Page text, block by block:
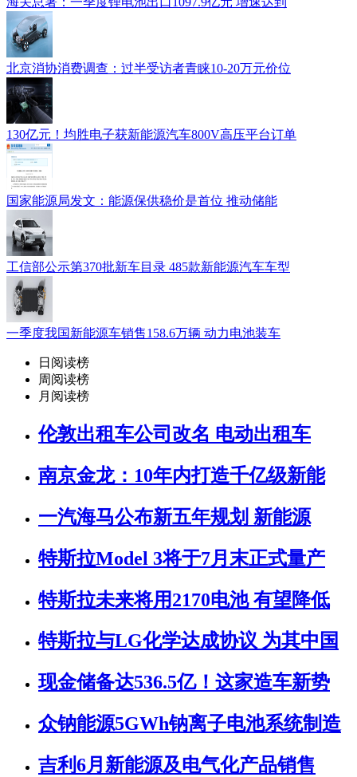
北京消协消费调查：过半受访者青睐10-20万元价位
130亿元！均胜电子获新能源汽车800V高压平台订单
国家能源局发文：能源保供稳价是首位 推动储能
工信部公示第370批新车目录 485款新能源汽车车型
一季度我国新能源车销售158.6万辆 动力电池装车
日阅读榜
周阅读榜
月阅读榜
伦敦出租车公司改名 电动出租车
南京金龙：10年内打造千亿级新能
一汽海马公布新五年规划 新能源
特斯拉Model 3将于7月末正式量产
特斯拉未来将用2170电池 有望降低
特斯拉与LG化学达成协议 为其中国
现金储备达536.5亿！这家造车新势
众钠能源5GWh钠离子电池系统制造
吉利6月新能源及电气化产品销售